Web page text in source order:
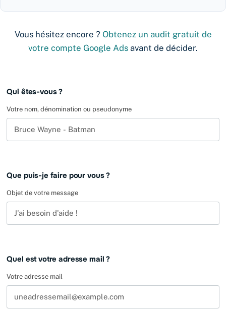
Vous hésitez encore ? Obtenez un audit gratuit de
votre compte Google Ads avant de décider.
this
field
blank
Qui êtes-vous ?
Votre nom, dénomination ou pseudonyme
Que puis-je faire pour vous ?
Objet de votre message
Quel est votre adresse mail ?
Votre adresse mail